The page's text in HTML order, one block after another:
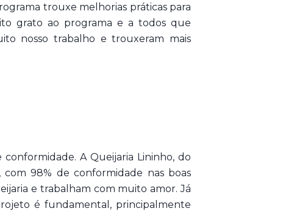
trouxe melhorias práticas para
grato ao programa e a todos que
nosso trabalho e trouxeram mais
A Queijaria Lininho, do
98% de conformidade nas boas
e trabalham com muito amor. Já
é fundamental, principalmente